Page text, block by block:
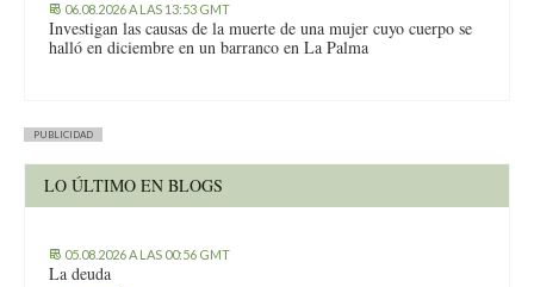
06.08.2026 A LAS 13:53 GMT
Investigan las causas de la muerte de una mujer cuyo cuerpo se
halló en diciembre en un barranco en La Palma
PUBLICIDAD
LO ÚLTIMO EN BLOGS
05.08.2026 A LAS 00:56 GMT
La deuda